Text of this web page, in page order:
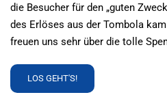
die Besucher für den „guten
des Erlöses aus der Tombola
freuen uns sehr über die tolle
READ
MORE
LOS GEHT'S!